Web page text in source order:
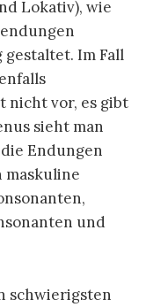
Lokativ), wie
Im Fall
nicht vor, es gibt
sieht man
Endungen
maskuline
und
schwierigsten